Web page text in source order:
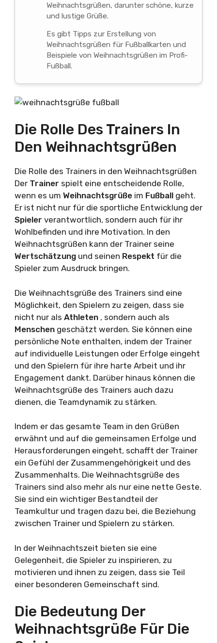
Weihnachtsgrüßen, darunter schöne, kurze
und lustige Grüße.
Es gibt Tipps zur Erstellung von
Weihnachtsgrüßen für Fußballkarten und
Beispiele von Weihnachtsgrüßen im Profi-
Fußball.
Die Rolle Des Trainers In
Den Weihnachtsgrüßen
Die Rolle des Trainers in den Weihnachtsgrüßen
Der Trainer spielt eine entscheidende Rolle,
wenn es um Weihnachtsgrüße im Fußball geht.
Er ist nicht nur für die sportliche Entwicklung der
Spieler verantwortlich, sondern auch für ihr
Wohlbefinden und ihre Motivation. In den
Weihnachtsgrüßen kann der Trainer seine
Wertschätzung und seinen Respekt für die
Spieler zum Ausdruck bringen.
Die Weihnachtsgrüße des Trainers sind eine
Möglichkeit, den Spielern zu zeigen, dass sie
nicht nur als Athleten , sondern auch als
Menschen geschätzt werden. Sie können eine
persönliche Note enthalten, indem der Trainer
auf individuelle Leistungen oder Erfolge eingeht
und den Spielern für ihre harte Arbeit und ihr
Engagement dankt. Darüber hinaus können die
Weihnachtsgrüße des Trainers auch dazu
dienen, die Teamdynamik zu stärken.
Indem er das gesamte Team in den Grüßen
erwähnt und auf die gemeinsamen Erfolge und
Herausforderungen eingeht, schafft der Trainer
ein Gefühl der Zusammengehörigkeit und des
Zusammenhalts. Die Weihnachtsgrüße des
Trainers sind also mehr als nur eine nette Geste.
Sie sind ein wichtiger Bestandteil der
Teamkultur und tragen dazu bei, die Beziehung
zwischen Trainer und Spielern zu stärken.
In der Weihnachtszeit bieten sie eine
Gelegenheit, die Spieler zu inspirieren, zu
motivieren und ihnen zu zeigen, dass sie Teil
einer besonderen Gemeinschaft sind.
Die Bedeutung Der
Weihnachtsgrüße Für Die